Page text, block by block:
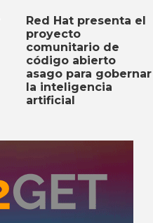
Red Hat presenta el
proyecto
comunitario de
código abierto
asago para gobernar
la inteligencia
artificial